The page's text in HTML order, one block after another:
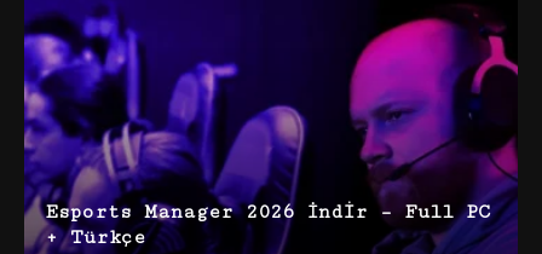
Esports Manager 2026 İndir – Full PC
+ Türkçe